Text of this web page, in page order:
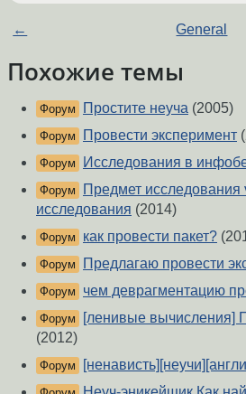
← General
Похожие темы
Форум Простите неуча (2005)
Форум Провести эксперимент
Форум Исследования в
Форум
Предмет исследования
исследования (2014)
Форум как провести пакет?
Форум Предлагаю провести
Форум чем деврагментацию
Форум
[ленивые вычисления]
(2012)
Форум